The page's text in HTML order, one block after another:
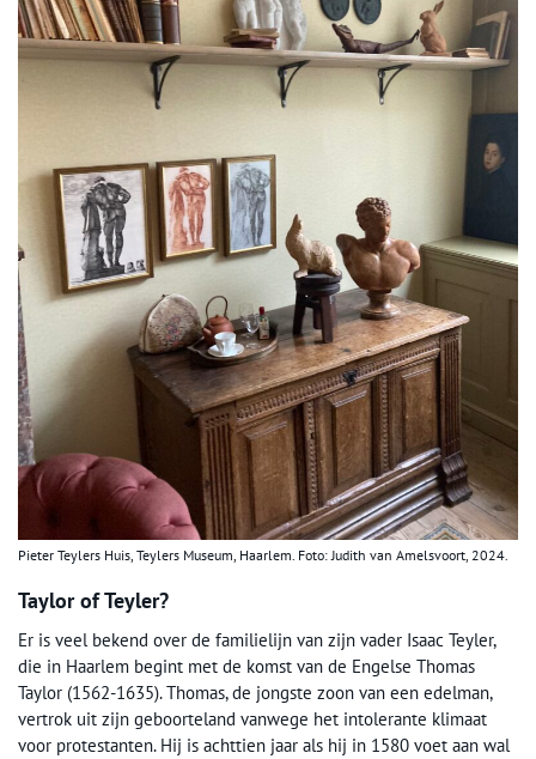
Pieter Teylers Huis, Teylers Museum, Haarlem. Foto: Judith van Amelsvoort, 2024.
Taylor of Teyler?
Er is veel bekend over de familielijn van zijn vader Isaac Teyler,
die in Haarlem begint met de komst van de Engelse Thomas
Taylor (1562-1635). Thomas, de jongste zoon van een edelman,
vertrok uit zijn geboorteland vanwege het intolerante klimaat
voor protestanten. Hij is achttien jaar als hij in 1580 voet aan wal